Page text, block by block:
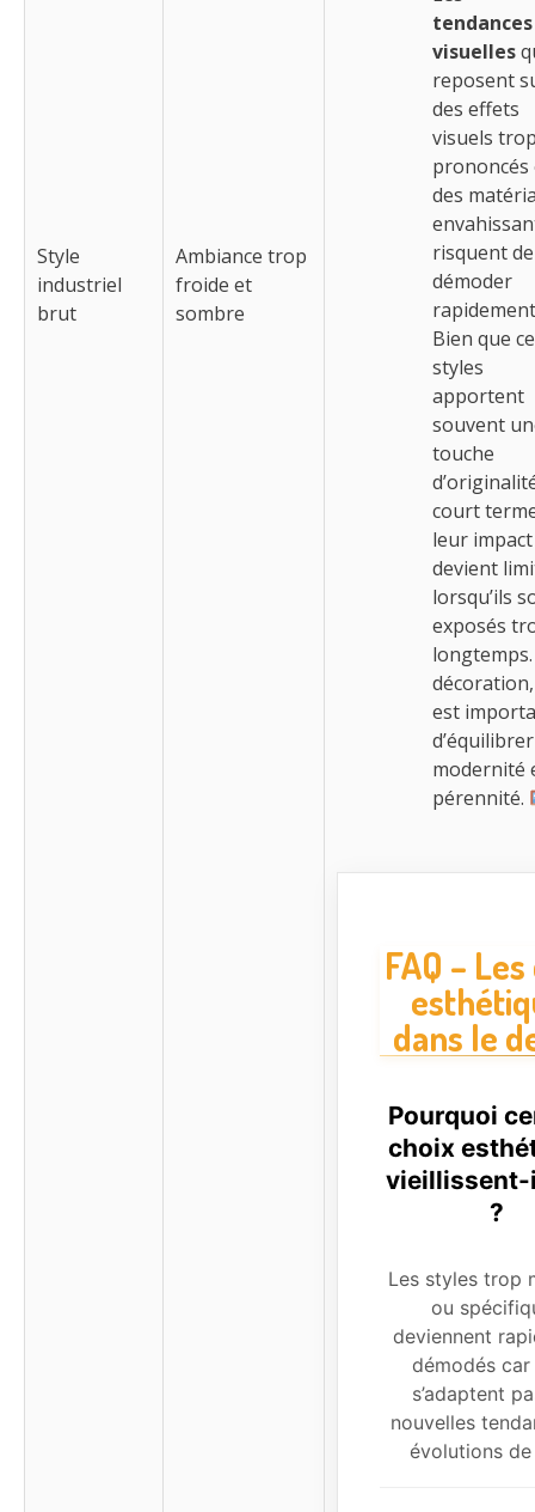
Style
industriel
brut
Ambiance trop
froide et
sombre
tendances
visuelles
reposent
des effets
visuels
prononcés
des
risquent
démoder
Bien que
styles
apportent
souvent
touche
court
leur impact
devient
lorsqu’ils
exposés
est
d’équilibrer
modernité
pérennité.
FAQ –
dans le
Pourquoi
choix
vieillissent-
?
Les styles trop
ou
deviennent
démodés car
s’adaptent
nouvelles
évolutions